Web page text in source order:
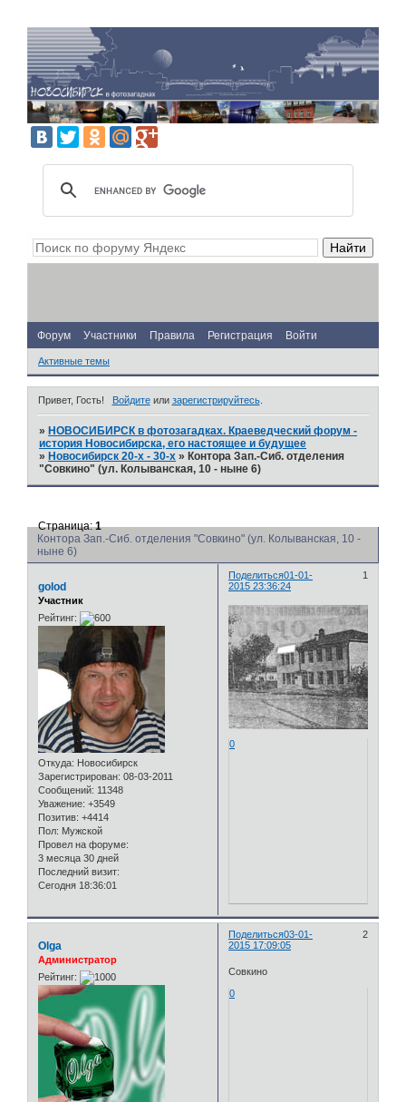
Форум Участники Правила Регистрация Войти
Активные темы
Привет, Гость! Войдитеили зарегистрируйтесь.
» НОВОСИБИРСК в фотозагадках. Краеведческий форум -
история Новосибирска, его настоящее и будущее
» Новосибирск 20-х - 30-х » Контора Зап.-Сиб. отделения
"Совкино" (ул. Колыванская, 10 - ныне 6)
Контора Зап.-Сиб. отделения "Совкино" (ул. Колыванская, 10 -
ныне 6)
Страница:1
Поделиться 1
01-01-
2015 23:36:24
golod
Участник
Рейтинг:
Откуда: Новосибирск
Зарегистрирован: 08-03-2011
Сообщений: 11348
Уважение: +3549
Позитив: +4414
Пол: Мужской
Провел на форуме:
3 месяца 30 дней
Последний визит:
Сегодня 18:36:01
0
Поделиться 2
03-01-
2015 17:09:05
Olga
Администратор
Рейтинг:
Совкино
0